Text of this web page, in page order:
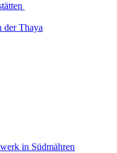
der Thaya
in Südmähren